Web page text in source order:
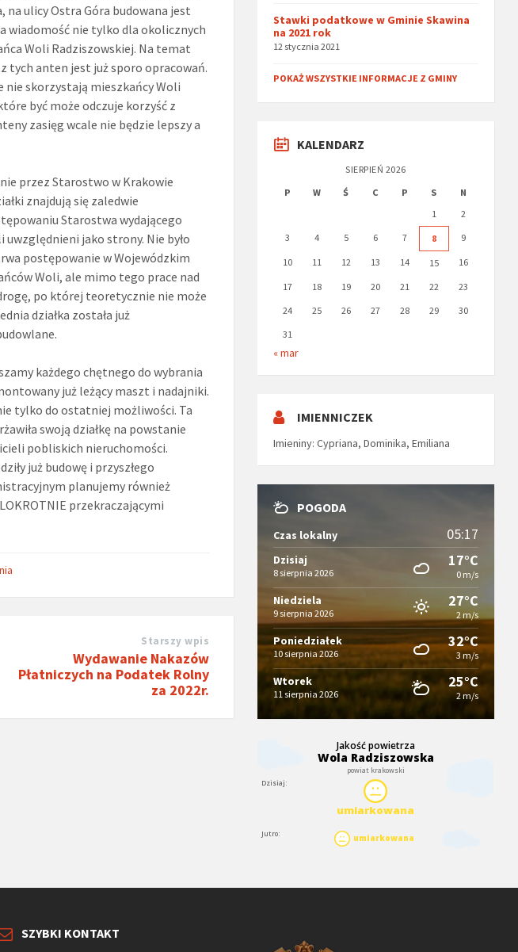
na ulicy Ostra Góra budowana jest
wiadomość nie tylko dla okolicznych
Woli Radziszowskiej. Na temat
anten jest już sporo opracowań.
skorzystają mieszkańcy Woli
być może odczuje korzyść z
zasięg wcale nie będzie lepszy a
przez Starostwo w Krakowie
znajdują się zaledwie
Starostwa wydającego
jako strony. Nie było
postępowanie w Wojewódzkim
Woli, ale mimo tego prace nad
po której teoretycznie nie może
działka została już
każdego chętnego do wybrania
już leżący maszt i nadajniki.
tylko do ostatniej możliwości. Ta
swoją działkę na powstanie
pobliskich nieruchomości.
już budowę i przyszłego
planujemy również
przekraczającymi
Starszy wpis
Wydawanie Nakazów
Płatniczych na Podatek Rolny
za 2022r.
Stawki podatkowe w Gminie Skawina
na 2021 rok
12 stycznia 2021
POKAŻ WSZYSTKIE INFORMACJE Z GMINY
KALENDARZ
SIERPIEŃ 2026
P
W Ś C P S
N
1
2
3
4 5 6 7 8 9
10 11 12 13 14 15 16
17 18 19 20 21 22
23
24
25 26 27 28 29
30
31
« mar
IMIENNICZEK
Imieniny:Cypriana,Dominika,Emiliana
POGODA
Czas lokalny 05:17
Dzisiaj
8 sierpnia 2026
17°C
0 m/s
Niedziela
9 sierpnia 2026
27°C
2 m/s
Poniedziałek
10 sierpnia 2026
32°C
3 m/s
Wtorek
11 sierpnia 2026
25°C
2 m/s
SZYBKI KONTAKT